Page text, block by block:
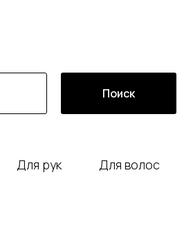
Поиск
Для рук Для волос